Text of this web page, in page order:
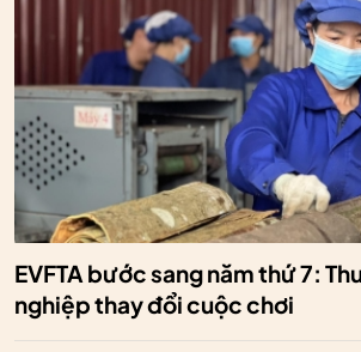
EVFTA bước sang năm thứ 7:
nghiệp thay đổi cuộc chơi